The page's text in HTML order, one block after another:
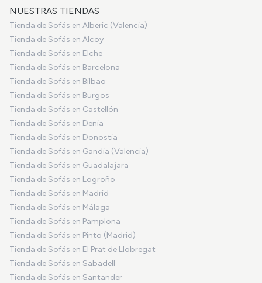
NUESTRAS TIENDAS
Tienda de Sofás en Alberic (Valencia)
Tienda de Sofás en Alcoy
Tienda de Sofás en Elche
Tienda de Sofás en Barcelona
Tienda de Sofás en Bilbao
Tienda de Sofás en Burgos
Tienda de Sofás en Castellón
Tienda de Sofás en Denia
Tienda de Sofás en Donostia
Tienda de Sofás en Gandia (Valencia)
Tienda de Sofás en Guadalajara
Tienda de Sofás en Logroño
Tienda de Sofás en Madrid
Tienda de Sofás en Málaga
Tienda de Sofás en Pamplona
Tienda de Sofás en Pinto (Madrid)
Tienda de Sofás en El Prat de Llobregat
Tienda de Sofás en Sabadell
Tienda de Sofás en Santander